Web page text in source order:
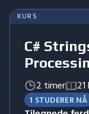
KURS
C#
2 timer
1 STUDERER NÅ